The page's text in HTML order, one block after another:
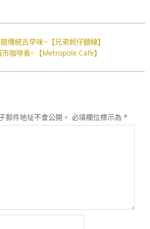
傳統古早味~【兄弟蚵仔麵線】
咖啡香~【Metropole Cafe】
郵件地址不會公開。 必填欄位標示為 *